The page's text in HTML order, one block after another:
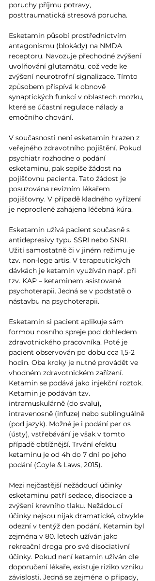
poruchy příjmu potravy,
posttraumatická stresová porucha.
Esketamin působí prostřednictvím
antagonismu (blokády) na NMDA
receptoru. Navozuje přechodné zvýšení
uvolňování glutamátu, což vede ke
zvýšení neurotrofní signalizace. Tímto
způsobem přispívá k obnově
synaptických funkcí v oblastech mozku,
které se účastní regulace nálady a
emočního chování.
V současnosti není esketamin hrazen z
veřejného zdravotního pojištění. Pokud
psychiatr rozhodne o podání
esketaminu, pak sepíše žádost na
pojišťovnu pacienta. Tato žádost je
posuzována revizním lékařem
pojišťovny. V případě kladného vyřízení
je neprodleně zahájena léčebná kúra.
Esketamin užívá pacient současně s
antidepresivy typu SSRI nebo SNRI.
Užití samostatně či v jiném režimu je
tzv. non-lege artis. V terapeutických
dávkách je ketamin využíván např. při
tzv. KAP – ketaminem asistované
psychoterapii. Jedná se v podstatě o
nástavbu na psychoterapii.
Esketamin si pacient aplikuje sám
formou nosního spreje pod dohledem
zdravotnického pracovníka. Poté je
pacient observován po dobu cca 1,5-2
hodin. Oba kroky je nutné provádět ve
vhodném zdravotnickém zařízení.
Ketamin se podává jako injekční roztok.
Ketamin je podáván tzv.
intramuskulárně (do svalu),
intravenosně (infuze) nebo sublinguálně
(pod jazyk). Možné je i podání per os
(ústy), vstřebávání je však v tomto
případě obtížnější. Trvání efektu
ketaminu je od 4h do 7 dní po jeho
podání (Coyle & Laws, 2015).
Mezi nejčastější nežádoucí účinky
esketaminu patří sedace, disociace a
zvýšení krevního tlaku. Nežádoucí
účinky nejsou nijak dramatické, obvykle
odezní v tentýž den podání. Ketamin byl
zejména v 80. letech užíván jako
rekreační droga pro své disociativní
účinky. Pokud není ketamin užíván dle
doporučení lékaře, existuje riziko vzniku
závislosti. Jedná se zejména o případy,